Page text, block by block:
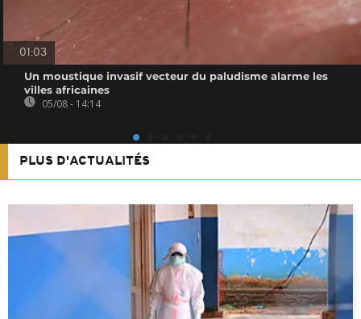
01:03
Un moustique invasif vecteur du paludisme alarme les
villes africaines
05/08 - 14:14
PLUS D'ACTUALITÉS